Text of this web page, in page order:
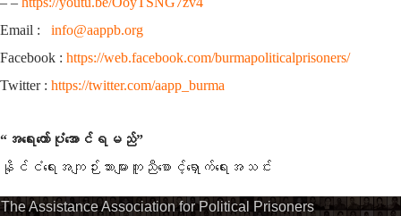
Email : info@aappb.org
Facebook : https://web.facebook.com/burmapoliticalprisoners/
Twitter : https://twitter.com/aapp_burma
“အရေးတော်ပုံအောင်ရမည်”
နိုင်ငံရေးအကျဉ်းသားများကူညီစောင့်ရှောက်ရေးအသင်း
The Assistance Association for Political Prisoners